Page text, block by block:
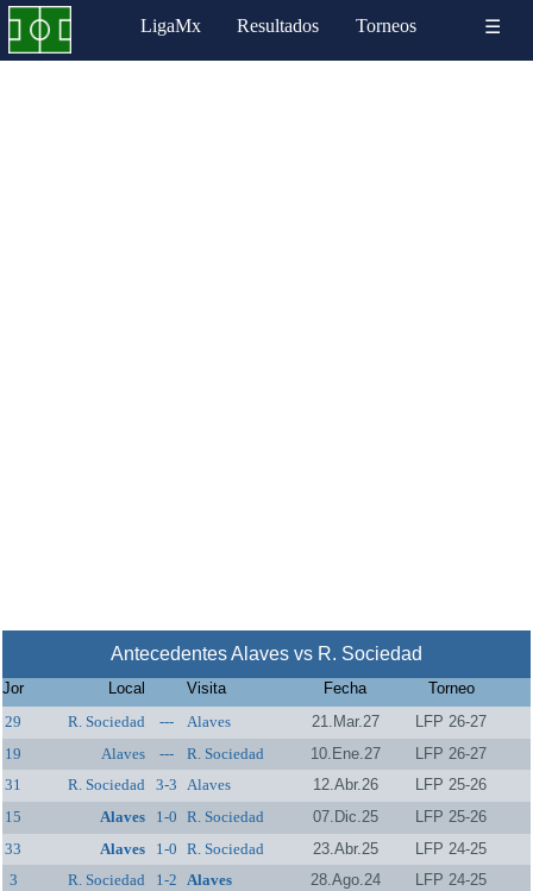
LigaMx Resultados Torneos ☰
Antecedentes Alaves vs R. Sociedad
Jor Local Visita Fecha
Torneo
29
R. Sociedad --- Alaves 21.Mar.27
LFP 26-27
19
Alaves --- R. Sociedad 10.Ene.27
LFP 26-27
31
R. Sociedad 3-3 Alaves 12.Abr.26
LFP 25-26
15
Alaves 1-0 R. Sociedad 07.Dic.25
LFP 25-26
33
Alaves 1-0 R. Sociedad 23.Abr.25
LFP 24-25
3
R. Sociedad 1-2 Alaves 28.Ago.24
LFP 24-25